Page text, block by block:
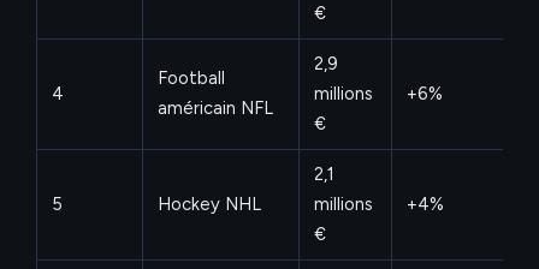
€
4
Football
américain NFL
2,9
millions
€
+6%
5 Hockey NHL
2,1
millions
€
+4%